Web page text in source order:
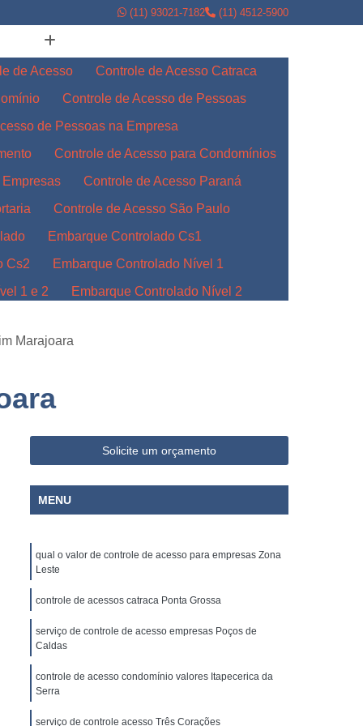
(11) 93021-7182 (11) 4512-5900
de Acesso
Controle de Acesso Catraca
Controle de Acesso de Pessoas
de Pessoas na Empresa
Controle de Acesso para Condomínios
Controle de Acesso Paraná
Controle de Acesso São Paulo
Embarque Controlado Cs1
Cs2
Embarque Controlado Nível 1
1 e 2
Embarque Controlado Nível 2
Indústrias
Empresa de Portaria e Limpeza
Empresa de Portaria Terceirizada
e Portaria
Empresa Portaria
Empresa Terceirizada de Portaria
de Condomínio
de Condomínios
de Condomínios Residenciais
de Condomínio
Administração de Condomínio
de Condomínios
Marajoara
Solicite um orçamento
MENU
qual o valor de controle de acesso para empresas Zona
Leste
controle de acessos catraca Ponta Grossa
serviço de controle de acesso empresas Poços de
Caldas
controle de acesso condomínio valores Itapecerica da
Serra
serviço de controle acesso Três Corações